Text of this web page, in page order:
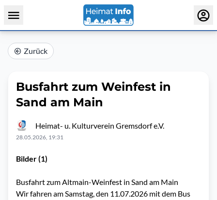
Zurück
Busfahrt zum Weinfest in
Sand am Main
Heimat- u. Kulturverein Gremsdorf e.V.
28.05.2026, 19:31
Bilder (1)
Busfahrt zum Altmain-Weinfest in Sand am Main
Wir fahren am Samstag, den 11.07.2026 mit dem Bus